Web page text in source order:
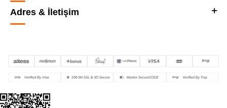
Adres & İletişim